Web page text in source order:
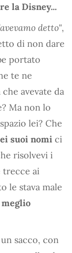
la Disney...
detto",
di non dare
portato
te ne
avevate da
Ma non lo
lei? Che
suoi nomi ci
risolvevi i
trecce ai
le stava male
meglio
sacco, con